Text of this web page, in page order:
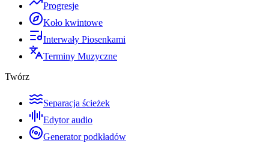
Progresje
Koło kwintowe
Interwały Piosenkami
Terminy Muzyczne
Twórz
Separacja ścieżek
Edytor audio
Generator podkładów